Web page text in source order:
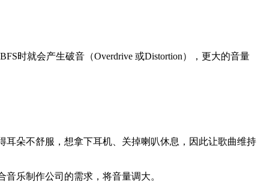
时就会产生破音（Overdrive 或Distortion），更大的音量
朵不舒服，想拿下耳机、关掉喇叭休息，因此让歌曲维持
乐制作公司的需求，将音量调大。